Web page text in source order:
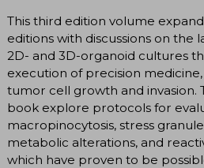
This third edition volume
editions with discussions on the
2D- and 3D-organoid cultures
execution of precision
tumor cell growth and invasion.
book explore protocols for
macropinocytosis, stress
metabolic alterations, and
which have proven to be